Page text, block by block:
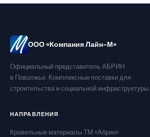
ООО «Компания Лайн-М»
Официальный представитель АБРИН
в Поволжье. Комплексные поставки для
строительства и социальной инфраструктуры.
НАПРАВЛЕНИЯ
Кровельные материалы ТМ «Абрин»